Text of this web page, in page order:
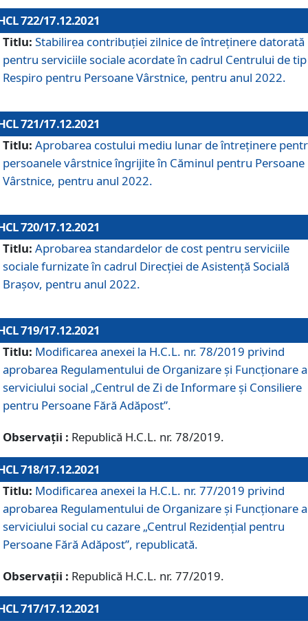
722/17.12.2021
Titlu: Stabilirea contribuţiei zilnice de întreținere datorată
pentru serviciile sociale acordate în cadrul Centrului de tip
Respiro pentru Persoane Vârstnice, pentru anul 2022.
721/17.12.2021
Titlu: Aprobarea costului mediu lunar de întreţinere
persoanele vârstnice îngrijite în Căminul pentru Persoane
Vârstnice, pentru anul 2022.
720/17.12.2021
Titlu: Aprobarea standardelor de cost pentru serviciile
sociale furnizate în cadrul Direcției de Asistență Socială
Brașov, pentru anul 2022.
719/17.12.2021
Titlu: Modificarea anexei la H.C.L. nr. 78/2019 privind
aprobarea Regulamentului de Organizare și Funcționare
serviciului social „Centrul de Zi de Informare şi Consiliere
pentru Persoane Fără Adăpost”.
Observații : Republică H.C.L. nr. 78/2019.
718/17.12.2021
Titlu: Modificarea anexei la H.C.L. nr. 77/2019 privind
aprobarea Regulamentului de Organizare și Funcționare
serviciului social cu cazare „Centrul Rezidențial pentru
Persoane Fără Adăpost”, republicată.
Observații : Republică H.C.L. nr. 77/2019.
717/17.12.2021